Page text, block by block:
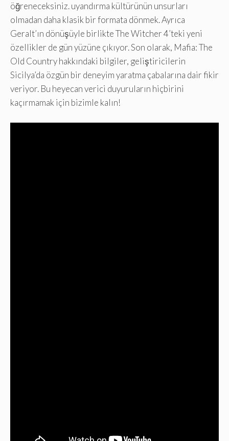
öğreneceksiniz. uyandırma kültürünün unsurları
olmadan daha klasik bir formata dönmek. Ayrıca
Geralt’ın dönüşüyle ​​birlikte The Witcher 4’teki yeni
özellikler de gün yüzüne çıkıyor. Son olarak, Mafia: The
Old Country hakkındaki bilgiler, geliştiricilerin
Sicilya’da özgün bir deneyim yaratma çabalarına dair fikir
veriyor. Bu heyecan verici duyuruların hiçbirini
kaçırmamak için bizimle kalın!